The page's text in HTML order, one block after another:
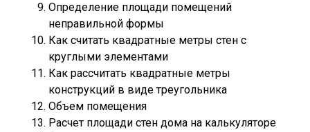
Определение площади помещений
неправильной формы
Как считать квадратные метры стен с
круглыми элементами
Как рассчитать квадратные метры
конструкций в виде треугольника
Объем помещения
Расчет площади стен дома на калькуляторе